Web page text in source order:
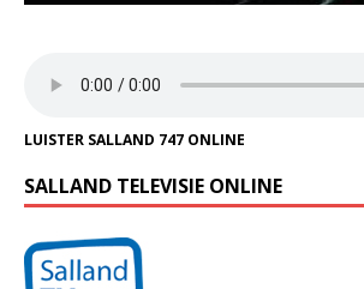
LUISTER SALLAND 747 ONLINE
SALLAND TELEVISIE ONLINE